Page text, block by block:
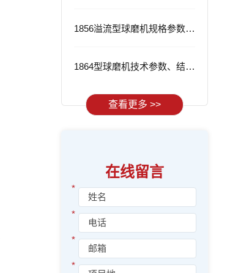
1856溢流型球磨机规格参数与应用
1864型球磨机技术参数、结构特点及工作流程
查看更多 >>
在线留言
*
*
*
*